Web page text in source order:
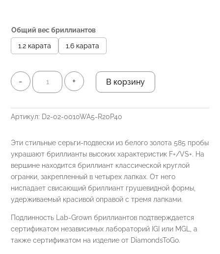
Общий вес бриллиантов
1.2 карата
1.6 карата
-
Количество
товара
подвески
Pear
Round
+ В корзину
Артикул: D2-02-0010WA5-R20P40
Эти стильные серьги-подвески из белого золота 585 пробы
украшают бриллианты высоких характеристик F+/VS+. На
вершине находится бриллиант классической круглой
огранки, закрепленный в четырех лапках. От него
ниспадает свисающий бриллиант грушевидной формы,
удерживаемый красивой оправой с тремя лапками.
Подлинность Lab-Grown бриллиантов подтверждается
сертификатом независимых лабораторий IGI или MGL, а
также сертификатом на изделие от DiamondsToGo.